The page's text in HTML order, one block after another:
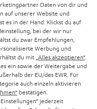
Daten von dir und
auf unserer Website und
es in der Hand: Klickst du auf
bei der wir nur
du zwar Empfehlungen,
Werbung und
du mit „Alles akzeptieren“.
ein sowie der Weitergabe und
der EU/des EWR. Für
auch einzeln aktivieren
bestätigen.
jederzeit